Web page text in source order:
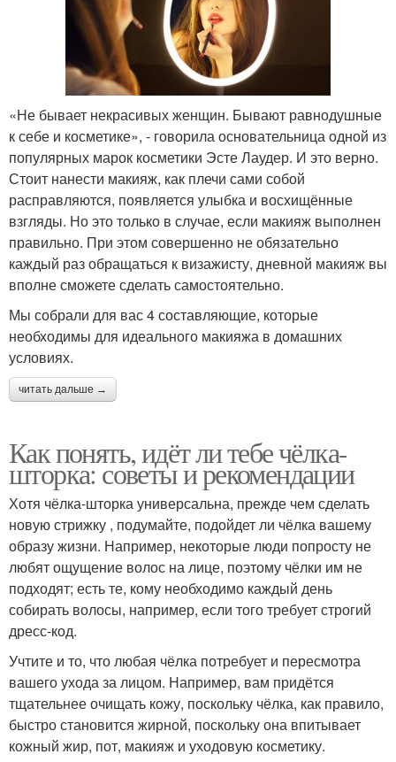
«Не бывает некрасивых женщин. Бывают равнодушные
к себе и косметике», - говорила основательница одной из
популярных марок косметики Эсте Лаудер. И это верно.
Стоит нанести макияж, как плечи сами собой
расправляются, появляется улыбка и восхищённые
взгляды. Но это только в случае, если макияж выполнен
правильно. При этом совершенно не обязательно
каждый раз обращаться к визажисту, дневной макияж вы
вполне сможете сделать самостоятельно.
Мы собрали для вас 4 составляющие, которые
необходимы для идеального макияжа в домашних
условиях.
читать дальше →
Как понять, идёт ли тебе чёлка-
шторка: советы и рекомендации
Хотя чёлка-шторка универсальна, прежде чем сделать
новую стрижку , подумайте, подойдет ли чёлка вашему
образу жизни. Например, некоторые люди попросту не
любят ощущение волос на лице, поэтому чёлки им не
подходят; есть те, кому необходимо каждый день
собирать волосы, например, если того требует строгий
дресс-код.
Учтите и то, что любая чёлка потребует и пересмотра
вашего ухода за лицом. Например, вам придётся
тщательнее очищать кожу, поскольку чёлка, как правило,
быстро становится жирной, поскольку она впитывает
кожный жир, пот, макияж и уходовую косметику.